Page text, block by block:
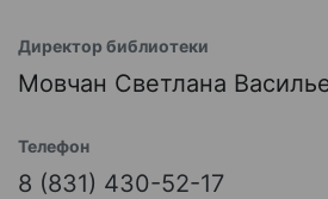
Директор библиотеки
Мовчан Светлана
Телефон
8 (831) 430-52-17